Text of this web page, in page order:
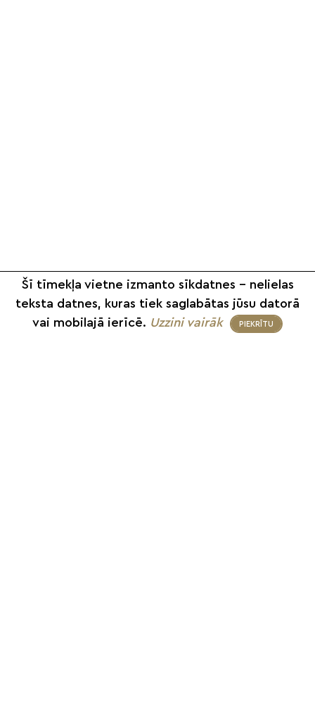
Šī tīmekļa vietne izmanto sīkdatnes – nelielas
teksta datnes, kuras tiek saglabātas jūsu datorā
vai mobilajā ierīcē. Uzzini vairāk PIEKRĪTU